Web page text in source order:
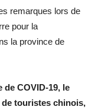
remarques lors de
pour la
la province de
de COVID-19, le
touristes chinois,